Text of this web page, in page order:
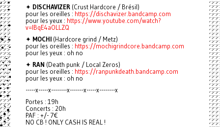
✦ DISCHAVIZER(Crust Hardcore / Brésil)
pour les oreilles : https://dischavizer.bandcamp.com
pour les yeux : https://www.youtube.com/watch?
v=lBqE4aOLLZQ
✦ MOCHI(Hardcore grind / Metz)
pour les oreilles : https://mochigrindcore.bandcamp.com
pour les yeux : oh no
✦ RAN (Death punk / Local Zeros)
pour les oreilles : https://ranpunkdeath.bandcamp.com
pour les yeux : oh no
-----x-----x--------x-------x-----x--------x
Portes : 19h
Concerts : 20h
PAF : +/- 7€
NO CB ! ONLY CASH IS REAL !